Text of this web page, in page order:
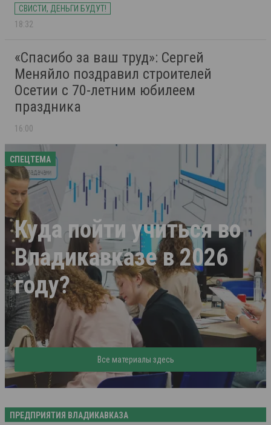
СВИСТИ, ДЕНЬГИ БУДУТ!
18:32
«Спасибо за ваш труд»: Сергей
Меняйло поздравил строителей
Осетии с 70-летним юбилеем
праздника
16:00
СПЕЦТЕМА
Куда пойти учиться во
Владикавказе в 2026
году?
Все материалы здесь
ПРЕДПРИЯТИЯ ВЛАДИКАВКАЗА